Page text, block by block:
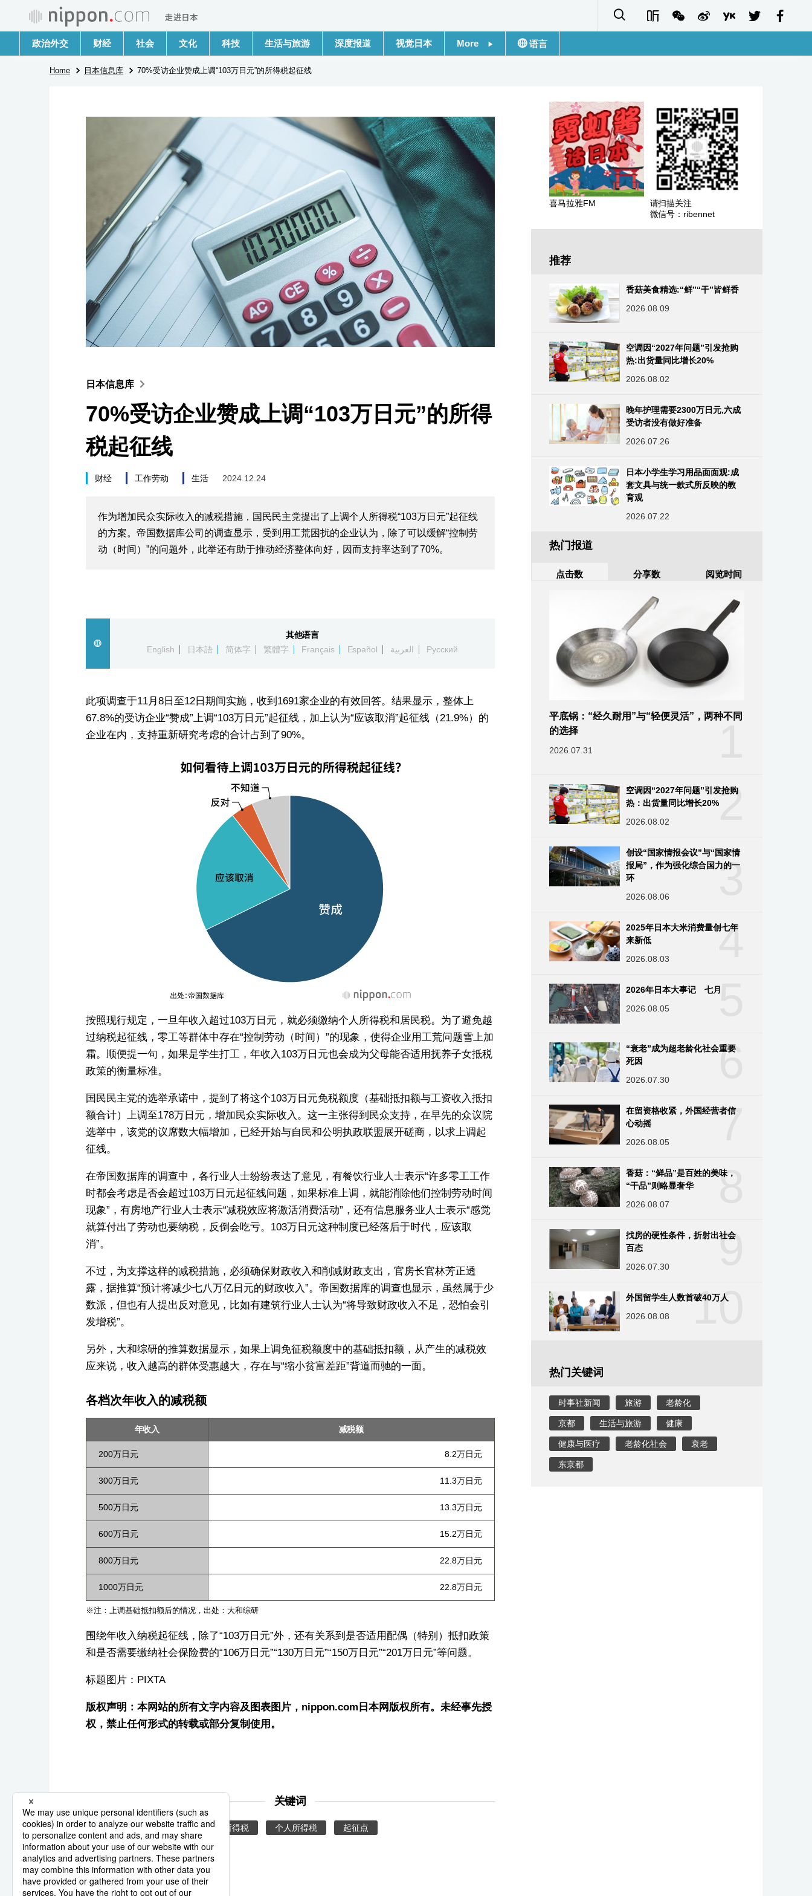
政治外交 财经 社会 文化 科技 生活与旅游 深度报道 视觉日本 More
日本信息库
日本一瞥
人物访谈
东京
编辑部通知
语言
Français
Español
Русский
Home 日本信息库 70%受访企业赞成上调“103万日元”的所得税起征线
日本信息库
70%受访企业赞成上调“103万日元”的所得
税起征线
财经 工作劳动 生活 2024.12.24
作为增加民众实际收入的减税措施，国民民主党提出了上调个人所得税“103万日元”起征线
的方案。帝国数据库公司的调查显示，受到用工荒困扰的企业认为，除了可以缓解“控制劳
动（时间）”的问题外，此举还有助于推动经济整体向好，因而支持率达到了70%。
其他语言
English
日本語 简体字 繁體字 Français Español العربية Русский
此项调查于11月8日至12日期间实施，收到1691家企业的有效回答。结果显示，整体上
67.8%的受访企业“赞成”上调“103万日元”起征线，加上认为“应该取消”起征线（21.9%）的
企业在内，支持重新研究考虑的合计占到了90%。
按照现行规定，一旦年收入超过103万日元，就必须缴纳个人所得税和居民税。为了避免越
过纳税起征线，零工等群体中存在“控制劳动（时间）”的现象，使得企业用工荒问题雪上加
霜。顺便提一句，如果是学生打工，年收入103万日元也会成为父母能否适用抚养子女抵税
政策的衡量标准。
国民民主党的选举承诺中，提到了将这个103万日元免税额度（基础抵扣额与工资收入抵扣
额合计）上调至178万日元，增加民众实际收入。这一主张得到民众支持，在早先的众议院
选举中，该党的议席数大幅增加，已经开始与自民和公明执政联盟展开磋商，以求上调起
征线。
在帝国数据库的调查中，各行业人士纷纷表达了意见，有餐饮行业人士表示“许多零工工作
时都会考虑是否会超过103万日元起征线问题，如果标准上调，就能消除他们控制劳动时间
现象”，有房地产行业人士表示“减税效应将激活消费活动”，还有信息服务业人士表示“感觉
就算付出了劳动也要纳税，反倒会吃亏。103万日元这种制度已经落后于时代，应该取
消”。
不过，为支撑这样的减税措施，必须确保财政收入和削减财政支出，官房长官林芳正透
露，据推算“预计将减少七八万亿日元的财政收入”。帝国数据库的调查也显示，虽然属于少
数派，但也有人提出反对意见，比如有建筑行业人士认为“将导致财政收入不足，恐怕会引
发增税”。
另外，大和综研的推算数据显示，如果上调免征税额度中的基础抵扣额，从产生的减税效
应来说，收入越高的群体受惠越大，存在与“缩小贫富差距”背道而驰的一面。
各档次年收入的减税额
年收入 减税额
200万日元 8.2万日元
300万日元 11.3万日元
500万日元 13.3万日元
600万日元 15.2万日元
800万日元 22.8万日元
1000万日元 22.8万日元
※注：上调基础抵扣额后的情况，出处：大和综研
围绕年收入纳税起征线，除了“103万日元”外，还有关系到是否适用配偶（特别）抵扣政策
和是否需要缴纳社会保险费的“106万日元”“130万日元”“150万日元”“201万日元”等问题。
标题图片：PIXTA
版权声明：本网站的所有文字内容及图表图片，nippon.com日本网版权所有。未经事先授
权，禁止任何形式的转载或部分复制使用。
关键词
减税 收入 税收 所得税 个人所得税 起征点
喜马拉雅FM
请扫描关注
微信号：ribennet
推荐
香菇美食精选:“鲜”“干”皆鲜香
2026.08.09
空调因“2027年问题”引发抢购
热:出货量同比增长20%
2026.08.02
晚年护理需要2300万日元,六成
受访者没有做好准备
2026.07.26
日本小学生学习用品面面观:成
套文具与统一款式所反映的教
育观
2026.07.22
热门报道
点击数 分享数 阅览时间
平底锅：“经久耐用”与“轻便灵活”，两种不同
的选择
2026.07.31
2
空调因“2027年问题”引发抢购
热：出货量同比增长20%
2026.08.02
3
创设“国家情报会议”与“国家情
报局”，作为强化综合国力的一
环
2026.08.06
4
2025年日本大米消费量创七年
来新低
2026.08.03
5
2026年日本大事记 七月
2026.08.05
6
“衰老”成为超老龄化社会重要
死因
2026.07.30
7
在留资格收紧，外国经营者信
心动摇
2026.08.05
8
香菇：“鲜品”是百姓的美味，
“干品”则略显奢华
2026.08.07
9
找房的硬性条件，折射出社会
百态
2026.07.30
10
外国留学生人数首破40万人
2026.08.08
热门关键词
时事社新闻 旅游 老龄化
京都 生活与旅游 健康
健康与医疗 老龄化社会 衰老
东京都